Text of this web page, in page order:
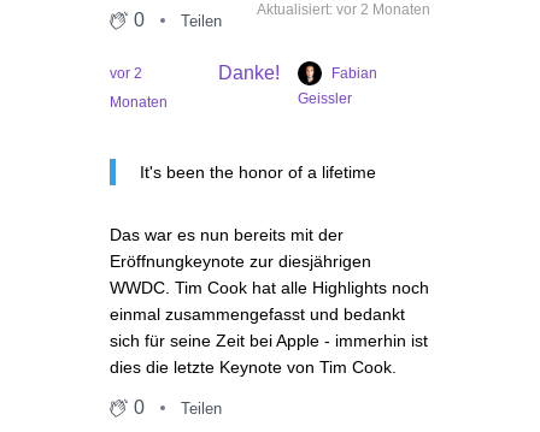
Aktualisiert: vor 2 Monaten
0 Teilen
vor 2
Monaten
Danke!
Fabian
Geissler
It's been the honor of a lifetime
Das war es nun bereits mit der
Eröffnungkeynote zur diesjährigen
WWDC. Tim Cook hat alle Highlights noch
einmal zusammengefasst und bedankt
sich für seine Zeit bei Apple - immerhin ist
dies die letzte Keynote von Tim Cook.
0 Teilen